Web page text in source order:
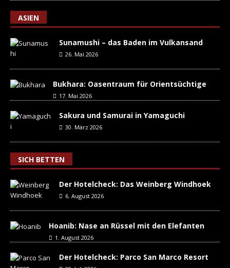
ASIEN
Sunamushi – das Baden im Vulkansand
26. Mai 2026
Bukhara: Oasentraum für Orientsüchtige
17. Mai 2026
Sakura und Samurai in Yamaguchi
30. März 2026
SICH BETTEN
Der Hotelcheck: Das Weinberg Windhoek
6. August 2026
Hoanib: Nase an Rüssel mit den Elefanten
1. August 2026
Der Hotelcheck: Parco San Marco Resort